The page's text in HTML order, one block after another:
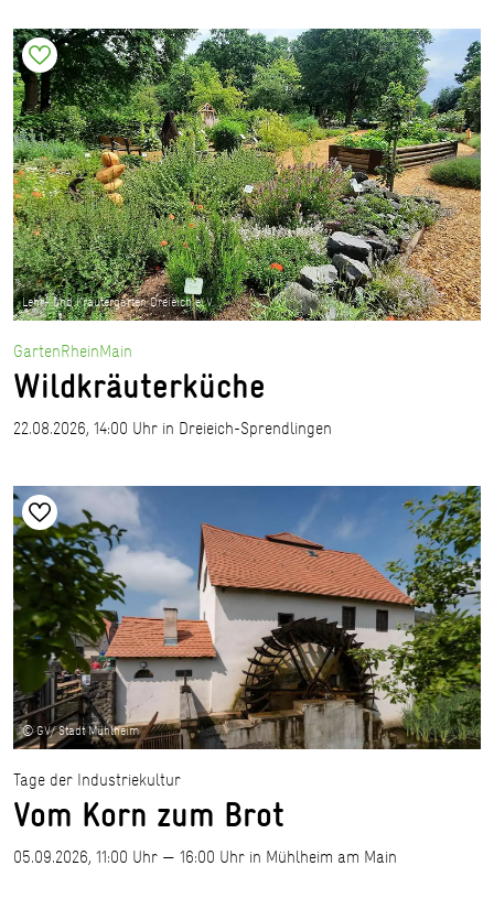
Lehr- und Kräutergarten Dreieich e. V.
GartenRheinMain
Wildkräuterküche
22.08.2026, 14:00 Uhr in Dreieich-Sprendlingen
© GV/ Stadt Mühlheim
Tage der Industriekultur
Vom Korn zum Brot
05.09.2026, 11:00 Uhr — 16:00 Uhr in Mühlheim am Main